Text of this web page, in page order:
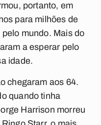
portanto, em
para milhões de
mundo. Mais do
a esperar pelo
idade.
chegaram aos 64.
quando tinha
Harrison morreu